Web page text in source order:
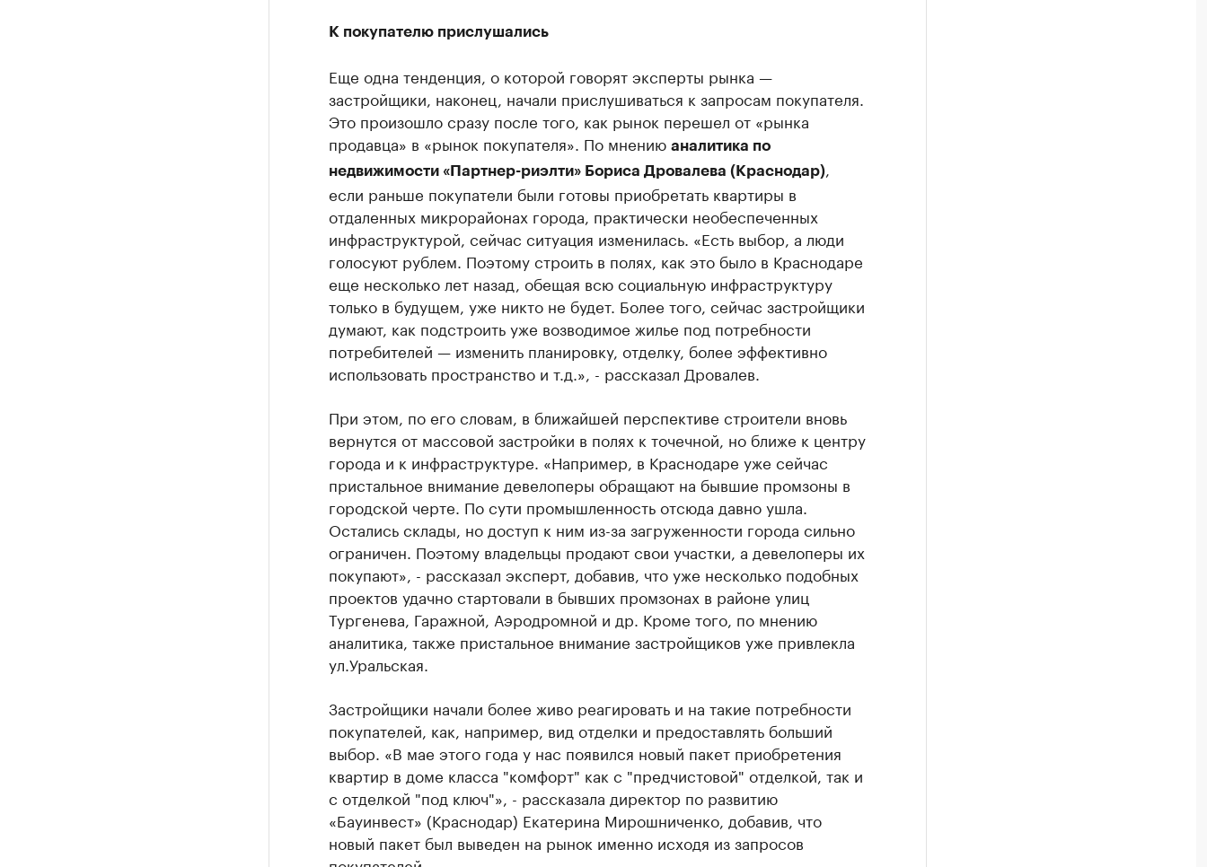
К покупателю прислушались
Еще одна тенденция, о которой говорят эксперты рынка —
застройщики, наконец, начали прислушиваться к запросам покупателя.
Это произошло сразу после того, как рынок перешел от «рынка
продавца» в «рынок покупателя». По мнению аналитика по
недвижимости «Партнер-риэлти» Бориса Дровалева (Краснодар),
если раньше покупатели были готовы приобретать квартиры в
отдаленных микрорайонах города, практически необеспеченных
инфраструктурой, сейчас ситуация изменилась. «Есть выбор, а люди
голосуют рублем. Поэтому строить в полях, как это было в Краснодаре
еще несколько лет назад, обещая всю социальную инфраструктуру
только в будущем, уже никто не будет. Более того, сейчас застройщики
думают, как подстроить уже возводимое жилье под потребности
потребителей — изменить планировку, отделку, более эффективно
использовать пространство и т.д.», - рассказал Дровалев.
При этом, по его словам, в ближайшей перспективе строители вновь
вернутся от массовой застройки в полях к точечной, но ближе к центру
города и к инфраструктуре. «Например, в Краснодаре уже сейчас
пристальное внимание девелоперы обращают на бывшие промзоны в
городской черте. По сути промышленность отсюда давно ушла.
Остались склады, но доступ к ним из-за загруженности города сильно
ограничен. Поэтому владельцы продают свои участки, а девелоперы их
покупают», - рассказал эксперт, добавив, что уже несколько подобных
проектов удачно стартовали в бывших промзонах в районе улиц
Тургенева, Гаражной, Аэродромной и др. Кроме того, по мнению
аналитика, также пристальное внимание застройщиков уже привлекла
ул.Уральская.
Застройщики начали более живо реагировать и на такие потребности
покупателей, как, например, вид отделки и предоставлять больший
выбор. «В мае этого года у нас появился новый пакет приобретения
квартир в доме класса "комфорт" как с "предчистовой" отделкой, так и
с отделкой "под ключ"», - рассказала директор по развитию
«Бауинвест» (Краснодар) Екатерина Мирошниченко, добавив, что
новый пакет был выведен на рынок именно исходя из запросов